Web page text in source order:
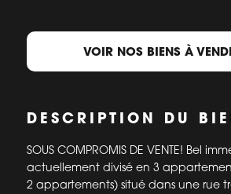
VOIR NOS BIENS À
DESCRIPTION DU
SOUS COMPROMIS DE VENTE! Bel
actuellement divisé en 3
2 appartements) situé dans une rue